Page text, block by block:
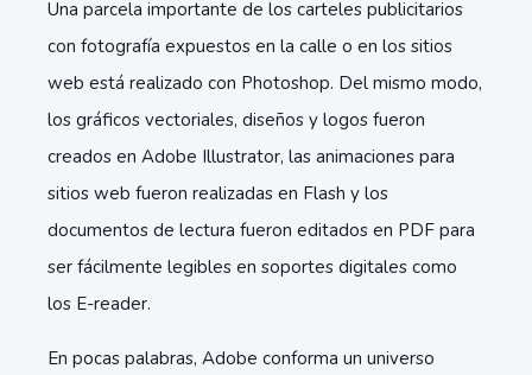
Una parcela importante de los carteles publicitarios
con fotografía expuestos en la calle o en los sitios
web está realizado con Photoshop. Del mismo modo,
los gráficos vectoriales, diseños y logos fueron
creados en Adobe Illustrator, las animaciones para
sitios web fueron realizadas en Flash y los
documentos de lectura fueron editados en PDF para
ser fácilmente legibles en soportes digitales como
los E-reader.
En pocas palabras, Adobe conforma un universo